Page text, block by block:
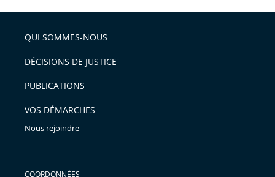
l'article
pour
avant
QUI SOMMES-NOUS
DÉCISIONS DE JUSTICE
PUBLICATIONS
VOS DÉMARCHES
Nous rejoindre
COORDONNÉES